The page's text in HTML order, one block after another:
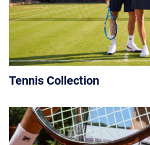
Tennis Collection